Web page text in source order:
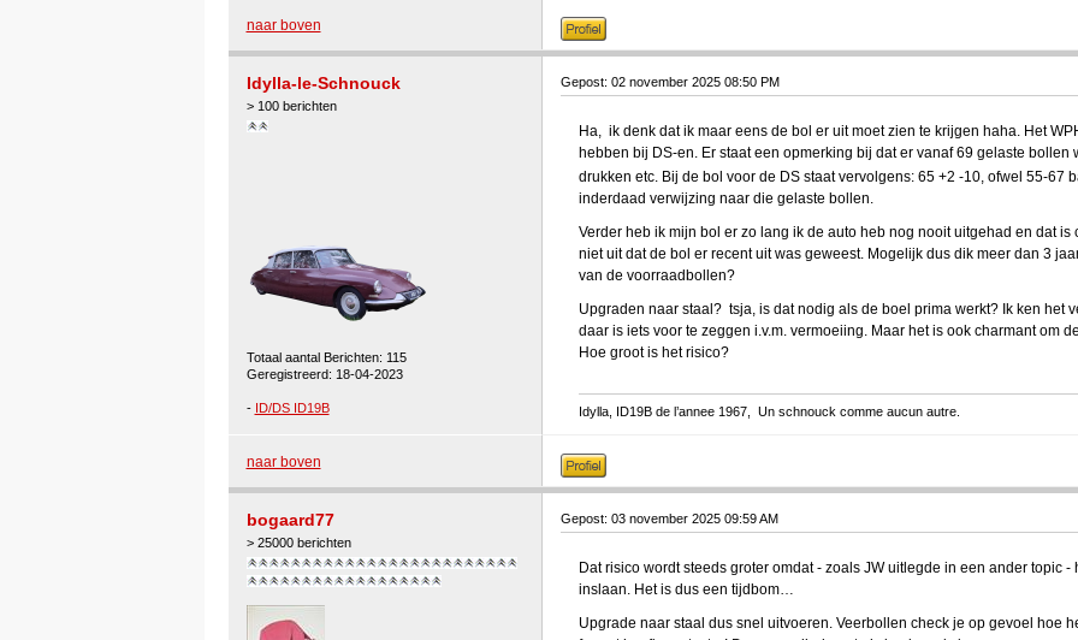
naar boven
Idylla-le-Schnouck
> 100 berichten
Totaal aantal Berichten: 115
Geregistreerd: 18-04-2023
- ID/DS ID19B
Gepost: 02 november 2025 08:50 PM
Ha, ik denk dat ik maar eens de bol er uit moet zien te krijgen haha. Het
hebben bij DS-en. Er staat een opmerking bij dat er vanaf 69 gelaste
drukken etc. Bij de bol voor de DS staat vervolgens: 65 +2 -10, ofwel 55-67
inderdaad verwijzing naar die gelaste bollen.
Verder heb ik mijn bol er zo lang ik de auto heb nog nooit uitgehad en dat is
niet uit dat de bol er recent uit was geweest. Mogelijk dus dik meer dan 3
van de voorraadbollen?
Upgraden naar staal? tsja, is dat nodig als de boel prima werkt? Ik ken het
daar is iets voor te zeggen i.v.m. vermoeiing. Maar het is ook charmant om
Hoe groot is het risico?
Idylla, ID19B de l’annee 1967, Un schnouck comme aucun autre.
naar boven
bogaard77
> 25000 berichten
Gepost: 03 november 2025 09:59 AM
Dat risico wordt steeds groter omdat - zoals JW uitlegde in een ander topic
inslaan. Het is dus een tijdbom…
Upgrade naar staal dus snel uitvoeren. Veerbollen check je op gevoel hoe